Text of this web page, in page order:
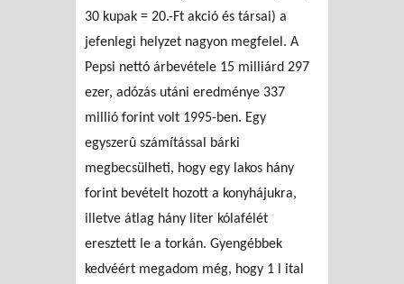
30 kupak = 20.-Ft akció és társai) a
jefenlegi helyzet nagyon megfelel. A
Pepsi nettó árbevétele 15 milliárd 297
ezer, adózás utáni eredménye 337
millió forint volt 1995-ben. Egy
egyszerû számítással bárki
megbecsülheti, hogy egy lakos hány
forint bevételt hozott a konyhájukra,
illetve átlag hány liter kólafélét
eresztett le a torkán. Gyengébbek
kedvéért megadom még, hogy 1 l ital